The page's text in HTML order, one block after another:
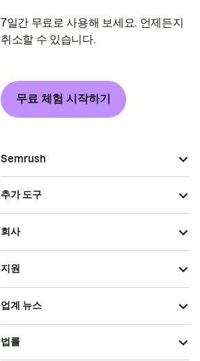
7일간 무료로 사용해 보세요. 언제든지
취소할 수 있습니다.
무료 체험 시작하기
Semrush
추가 도구
회사
지원
업계 뉴스
법률